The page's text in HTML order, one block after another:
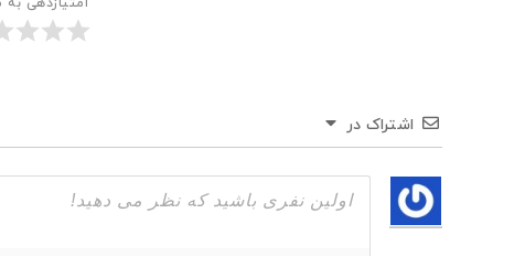
امتیازدهی به
اشتراک در